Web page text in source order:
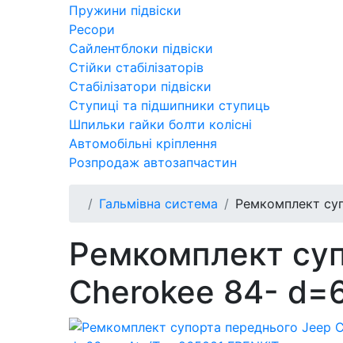
Пружини підвіски
Ресори
Сайлентблоки підвіски
Стійки стабілізаторів
Стабілізатори підвіски
Ступиці та підшипники ступиць
Шпильки гайки болти колісні
Автомобільні кріплення
Розпродаж автозапчастин
Гальмівна система Ремкомплект
Ремкомплект
Cherokee 84-